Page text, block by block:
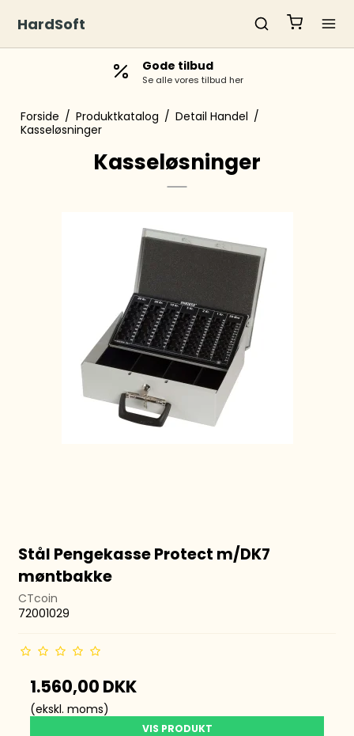
HardSoft
Gode tilbud
Se alle vores tilbud her
Forside / Produktkatalog / Detail Handel /
Kasseløsninger
Kasseløsninger
Stål Pengekasse Protect m/DK7
møntbakke
CTcoin
72001029
1.560,00 DKK
(ekskl. moms)
VIS PRODUKT